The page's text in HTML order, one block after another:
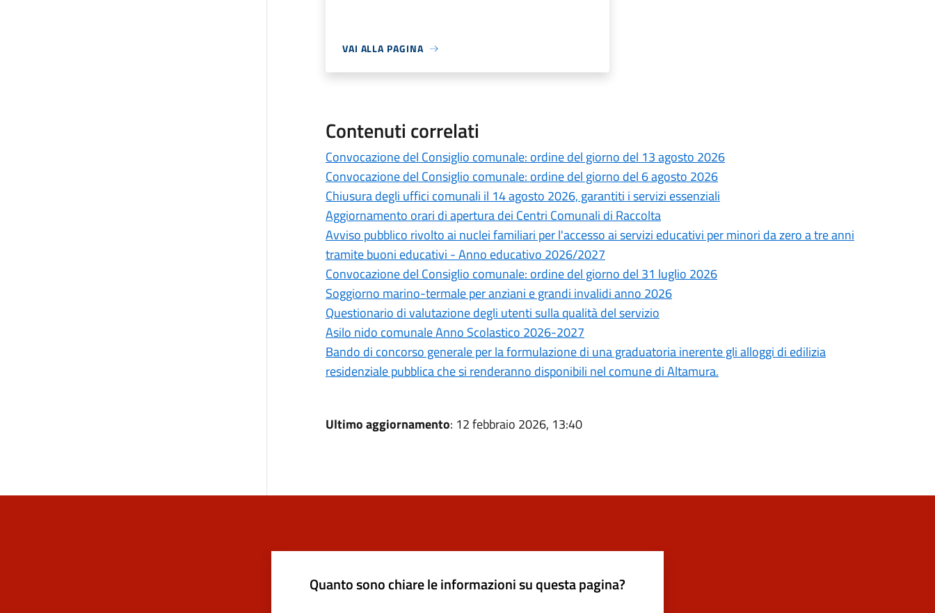
VAI ALLA PAGINA
Contenuti correlati
Convocazione del Consiglio comunale: ordine del giorno del 13 agosto 2026
Convocazione del Consiglio comunale: ordine del giorno del 6 agosto 2026
Chiusura degli uffici comunali il 14 agosto 2026, garantiti i servizi essenziali
Aggiornamento orari di apertura dei Centri Comunali di Raccolta
Avviso pubblico rivolto ai nuclei familiari per l'accesso ai servizi educativi per minori da zero a tre anni
tramite buoni educativi - Anno educativo 2026/2027
Convocazione del Consiglio comunale: ordine del giorno del 31 luglio 2026
Soggiorno marino-termale per anziani e grandi invalidi anno 2026
Questionario di valutazione degli utenti sulla qualità del servizio
Asilo nido comunale Anno Scolastico 2026-2027
Bando di concorso generale per la formulazione di una graduatoria inerente gli alloggi di edilizia
residenziale pubblica che si renderanno disponibili nel comune di Altamura.
Ultimo aggiornamento: 12 febbraio 2026, 13:40
Quanto sono chiare le informazioni su questa pagina?